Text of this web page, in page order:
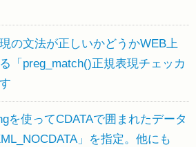
の文法が正しいかどうかWEB上
「preg_match()正規表現チェッカ
を使ってCDATAで囲まれたデータ
」を指定。他にも